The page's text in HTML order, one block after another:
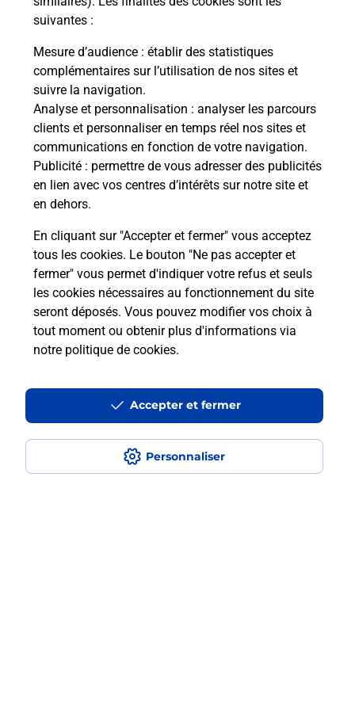
suivantes :
Mesure d’audience : établir des statistiques
complémentaires sur l’utilisation de nos sites et
suivre la navigation.
Analyse et personnalisation : analyser les parcours
clients et personnaliser en temps réel nos sites et
communications en fonction de votre navigation.
Publicité : permettre de vous adresser des publicités
en lien avec vos centres d’intérêts sur notre site et
en dehors.
En cliquant sur "Accepter et fermer" vous acceptez
tous les cookies. Le bouton "Ne pas accepter et
fermer" vous permet d'indiquer votre refus et seuls
les cookies nécessaires au fonctionnement du site
seront déposés. Vous pouvez modifier vos choix à
tout moment ou obtenir plus d'informations via
notre politique de cookies.
Personnaliser
Accepter et fermer
Envoyer un colis
Vous souhaitez envoyer un colis depuis : SAINT
JULIEN LES METZ (57070) ? Découvrez toutes les
solutions proposées par La Poste.
En savoir plus
Questions fréquemment posées
La téléassistance classique avec
médaillon d’alarme qu’est ce que
Comment fonctionne la